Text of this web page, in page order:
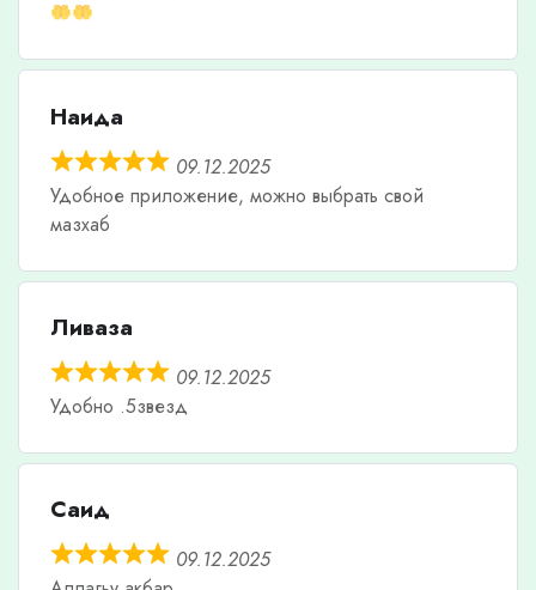
Наида
09.12.2025
Удобное приложение, можно выбрать свой
мазхаб
Ливаза
09.12.2025
Удобно .5звезд
Саид
09.12.2025